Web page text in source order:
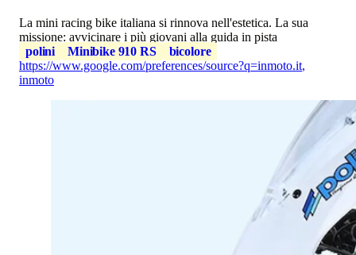
La mini racing bike italiana si rinnova nell'estetica. La sua
missione: avvicinare i più giovani alla guida in pista
polini
Minibike 910 RS
bicolore
https://www.google.com/preferences/source?q=inmoto.it,
inmoto